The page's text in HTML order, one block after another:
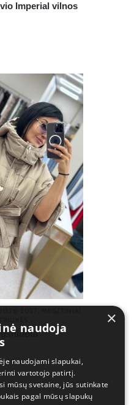
Imperial vilnos
2027 ×
naudoja
naudojami slapukai,
vartotojo patirtį.
mūsų svetaine, jūs sutinkate
pagal mūsų slapukų